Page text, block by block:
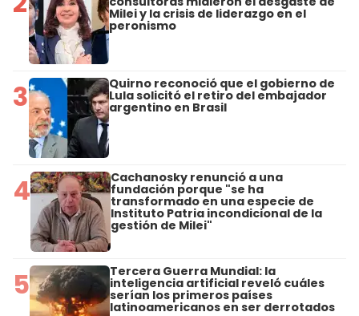
Milei y la crisis de liderazgo en el
peronismo
3 Quirno reconoció que el gobierno de
Lula solicitó el retiro del embajador
argentino en Brasil
4 Cachanosky renunció a una
fundación porque "se ha
transformado en una especie de
Instituto Patria incondicional de la
gestión de Milei"
5 Tercera Guerra Mundial: la
inteligencia artificial reveló cuáles
serían los primeros países
latinoamericanos en ser derrotados